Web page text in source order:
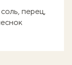
перец,